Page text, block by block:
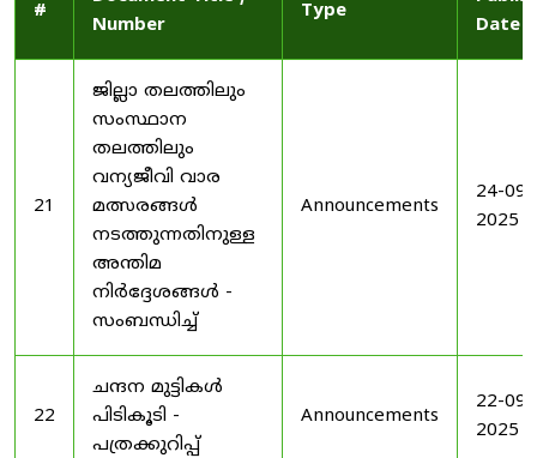
#
Number
Type
Date
21
ജില്ലാ തലത്തിലും
സംസ്ഥാന
തലത്തിലും
വന്യജീവി വാര
മത്സരങ്ങൾ
നടത്തുന്നതിനുള്ള
അന്തിമ
നിർദ്ദേശങ്ങൾ -
സംബന്ധിച്ച്
Announcements
24-09-
2025
22
ചന്ദന മുട്ടികൾ
പിടികൂടി -
പത്രക്കുറിപ്പ്
Announcements
22-09-
2025